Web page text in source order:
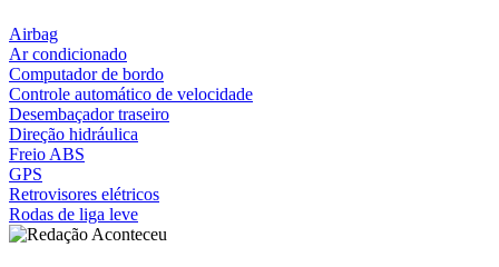
Airbag
Ar condicionado
Computador de bordo
Controle automático de velocidade
Desembaçador traseiro
Direção hidráulica
Freio ABS
GPS
Retrovisores elétricos
Rodas de liga leve